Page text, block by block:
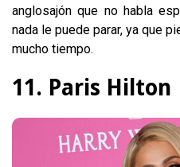
anglosajón que no habla
nada le puede parar, ya que
mucho tiempo.
11. Paris Hilton